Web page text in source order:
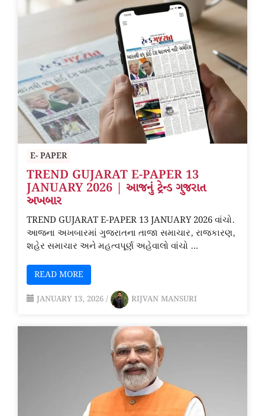
E- PAPER
TREND GUJARAT E-PAPER 13
JANUARY 2026 | આજનું ટ્રેન્ડ ગુજરાત
અખબાર
TREND GUJARAT E-PAPER 13 JANUARY 2026 વાંચો.
આજના અખબારમાં ગુજરાતના તાજા સમાચાર, રાજકારણ,
શહેર સમાચાર અને મહત્વપૂર્ણ અહેવાલો વાંચો …
READ MORE
JANUARY 13, 2026 / RIJVAN MANSURI